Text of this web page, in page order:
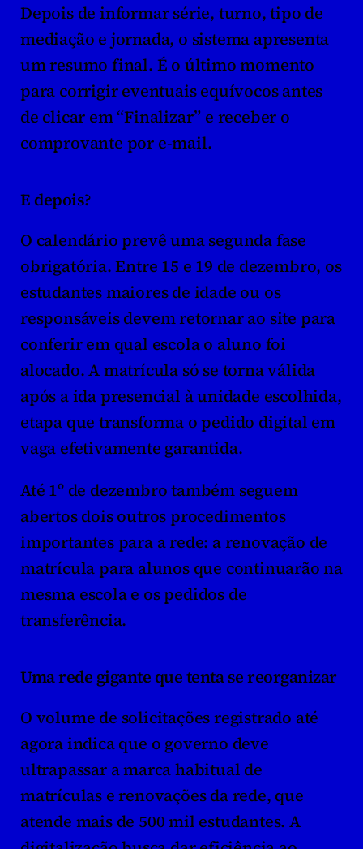
Depois de informar série, turno, tipo de
mediação e jornada, o sistema apresenta
um resumo final. É o último momento
para corrigir eventuais equívocos antes
de clicar em “Finalizar” e receber o
comprovante por e-mail.
E depois?
O calendário prevê uma segunda fase
obrigatória. Entre 15 e 19 de dezembro, os
estudantes maiores de idade ou os
responsáveis devem retornar ao site para
conferir em qual escola o aluno foi
alocado. A matrícula só se torna válida
após a ida presencial à unidade escolhida,
etapa que transforma o pedido digital em
vaga efetivamente garantida.
Até 1º de dezembro também seguem
abertos dois outros procedimentos
importantes para a rede: a renovação de
matrícula para alunos que continuarão na
mesma escola e os pedidos de
transferência.
Uma rede gigante que tenta se reorganizar
O volume de solicitações registrado até
agora indica que o governo deve
ultrapassar a marca habitual de
matrículas e renovações da rede, que
atende mais de 500 mil estudantes. A